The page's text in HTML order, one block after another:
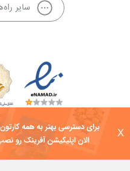
X
سایر
کلیه حقوق این سایت به شرکت